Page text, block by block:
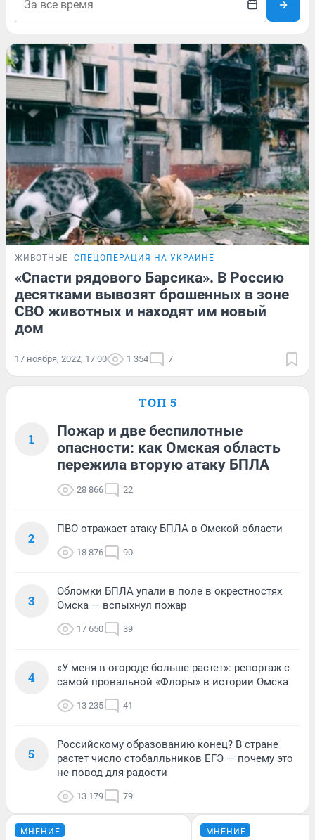
ЖИВОТНЫЕ СПЕЦОПЕРАЦИЯ НА УКРАИНЕ
«Спасти рядового Барсика». В Россию
десятками вывозят брошенных в зоне
СВО животных и находят им новый
дом
17 ноября, 2022, 17:00 1 354 7
ТОП 5
1
Пожар и две беспилотные
опасности: как Омская область
пережила вторую атаку БПЛА
28 866 22
2
ПВО отражает атаку БПЛА в Омской области
18 876 90
3
Обломки БПЛА упали в поле в окрестностях
Омска — вспыхнул пожар
17 650 39
4
«У меня в огороде больше растет»: репортаж с
самой провальной «Флоры» в истории Омска
13 235 41
5
Российскому образованию конец? В стране
растет число стобалльников ЕГЭ — почему это
не повод для радости
13 179 79
МНЕНИЕ МНЕНИЕ